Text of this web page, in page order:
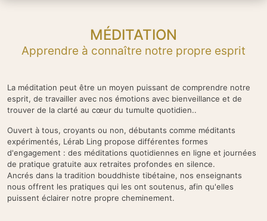
MÉDITATION
Apprendre à connaître notre propre esprit
La méditation peut être un moyen puissant de comprendre notre
esprit, de travailler avec nos émotions avec bienveillance et de
trouver de la clarté au cœur du tumulte quotidien..
Ouvert à tous, croyants ou non, débutants comme méditants
expérimentés, Lérab Ling propose différentes formes
d'engagement : des méditations quotidiennes en ligne et journées
de pratique gratuite aux retraites profondes en silence.
Ancrés dans la tradition bouddhiste tibétaine, nos enseignants
nous offrent les pratiques qui les ont soutenus, afin qu'elles
puissent éclairer notre propre cheminement.